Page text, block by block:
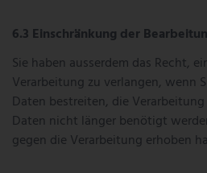
Einschränkung der
Sie haben ausserdem das Recht,
Verarbeitung zu verlangen, wenn
Daten bestreiten, die
Daten nicht länger benötigt
gegen die Verarbeitung erhoben